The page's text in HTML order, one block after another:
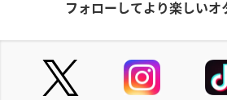
フォローしてより楽しいオ